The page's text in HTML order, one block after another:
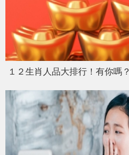
１２生肖人品大排行！有你嗎？